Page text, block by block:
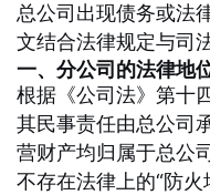
总公司出现债务或法
文结合法律规定与司
一、分公司的法律地
根据《公司法》第十
其民事责任由总公司
营财产均归属于总公
不存在法律上的“防